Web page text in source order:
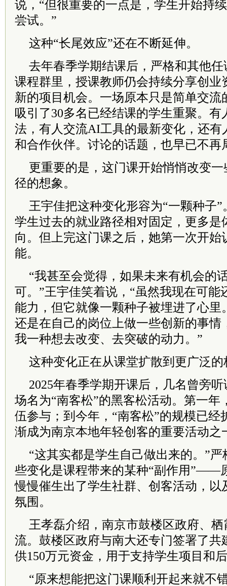
说，“但很重要的一点是，学生开始持
尝试。”
这种“长尾效应”还在不断延伸。
去年春季学期结课后，严格和其他
课程群里，授课教师仍会持续分享创业
新的项目机会。一场原本只是简单交流
吸引了30多名已经结课的学生重聚。有
法，有人交流AI工具的最新变化，还有
和合作伙伴。讨论的话题，也早已不再
更重要的是，这门课开始悄悄改变
径的想象。
王宇佳把这种变化形容为“一颗种子
学生过去的就业路径相对固定，更多是
向。但上完这门课之后，她第一次开始
能。
“我甚至会觉得，如果未来有机会的
可。”王宇佳笑着说，“虽然我现在可能
能力，但它就像一颗种子被埋进了心里
还是在自己的岗位上做一些创新的事情
我一种想去改变、去突破的动力。”
这种变化正在从课堂扩散到更广泛
2025年春季学期开课后，几名曾旁
场名为“南客松”的黑客松活动。第一年
伍参与；到今年，“南客松”的规模已经
渐成为南京本地年轻创客的重要活动之
“这其实都是学生自己做出来的。”
些变化是课程带来的某种“副作用”——
慢慢催生出了学生社群、创客活动，以
氛围。
王孝磊介绍，南京市鼓楼区政府、
流。鼓楼区政府与南大还专门签署了共
供150万元资金，用于支持学生项目和
“原来想能把这门课顺利开起来就不